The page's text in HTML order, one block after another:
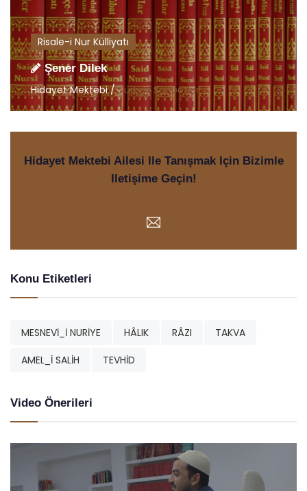
Risale-i Nur Külliyatı
Şener Dilek
Hidayet Mektebi /Türkçe Sohbetler
Hidayet Mektebi Ailesi Ile Tanışmak Için Bizimle
Iletişime Geçin!
Konu Etiketleri
MESNEVİ_İ NURİYE HÂLIK RÂZI
TAKVA
AMEL_İ SALİH
TEVHİD
Video Önerileri